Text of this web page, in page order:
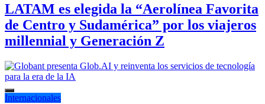
LATAM es elegida la “Aerolínea Favorita
de Centro y Sudamérica” por los viajeros
millennial y Generación Z
Internacionales